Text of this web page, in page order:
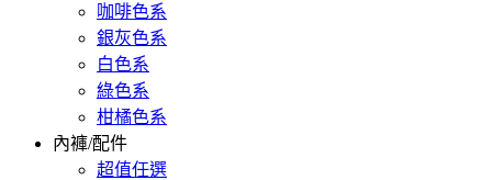
咖啡色系
銀灰色系
白色系
綠色系
柑橘色系
內褲/配件
超值任選